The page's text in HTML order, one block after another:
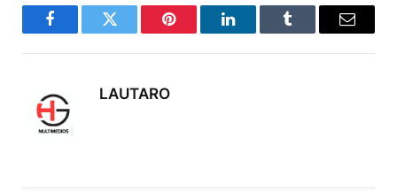
FacebookTwitter Pinterest LinkedInTumblr
Correo
LAUTARO